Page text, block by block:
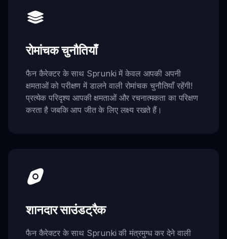
रोमांचक चुनौतियाँ
फैन कैरेक्टर के साथ Sprunki में केवल आपकी अपनी
क्षमताओं को परीक्षण में डालने वाली रोमांचक चुनौतियाँ रहेंगी!
प्रत्येक परिदृश्य आपकी क्षमताओं और रचनात्मकता का परिक्षण
करता है जबकि आप जीत के लिए लक्ष्य रखते हैं।
शानदार साउंडट्रैक
फैन कैरेक्टर के साथ Sprunki की मंत्रमुग्ध कर देने वाली